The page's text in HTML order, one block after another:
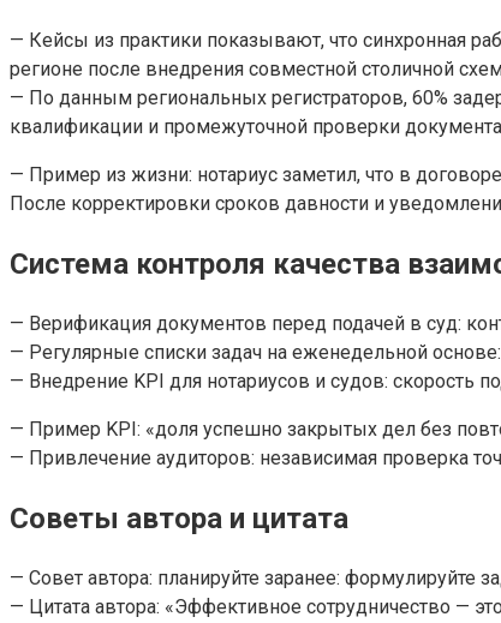
— Кейсы из практики показывают, что синхронная
регионе после внедрения совместной столичной
— По данным региональных регистраторов, 60%
квалификации и промежуточной проверки
— Пример из жизни: нотариус заметил, что в
После корректировки сроков давности и
Система контроля качества
— Верификация документов перед подачей в суд:
— Регулярные списки задач на еженедельной
— Внедрение KPI для нотариусов и судов: скорость
— Пример KPI: «доля успешно закрытых дел без
— Привлечение аудиторов: независимая проверка
Советы автора и цитата
— Совет автора: планируйте заранее: формулируйте
— Цитата автора: «Эффективное сотрудничество —